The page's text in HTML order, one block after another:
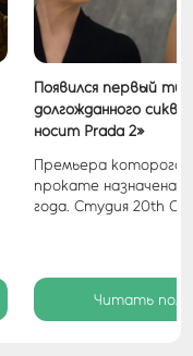
Появился первый
долгожданного
носит Prada 2»
Премьера которого
прокате назначена
года. Студия 20th
Читать